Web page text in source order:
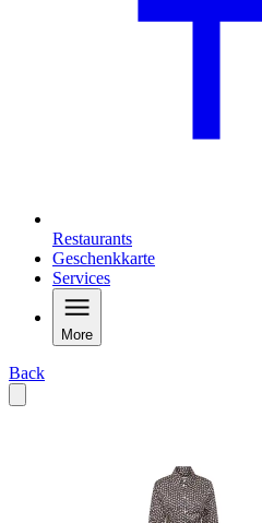
Restaurants
Geschenkkarte
Services
More
Back